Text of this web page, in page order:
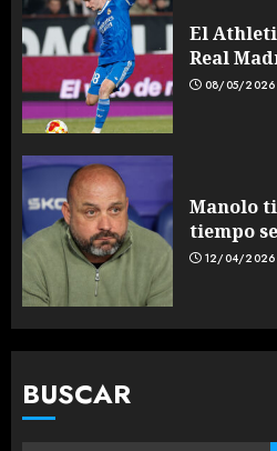
El
Real
08/05/2026
Manolo
tiempo
12/04/2026
BUSCAR